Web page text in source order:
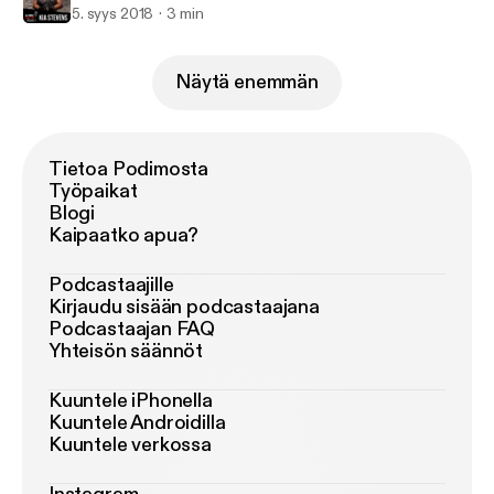
5. syys 2018 3 min
Näytä enemmän
Tietoa Podimosta
Työpaikat
Blogi
Kaipaatko apua?
Podcastaajille
Kirjaudu sisään podcastaajana
Podcastaajan FAQ
Yhteisön säännöt
Kuuntele iPhonella
Kuuntele Androidilla
Kuuntele verkossa